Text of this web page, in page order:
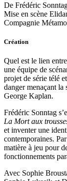
De Frédéric
Mise en scène
Compagnie
Création
Quel est le lien
une équipe de
projet de série télé
danger menaçant la
George Kaplan.
Frédéric Sonntag
La Mort aux
et inventer une
contemporaines.
matière à jeu pour
fonctionnements
Avec Sophie